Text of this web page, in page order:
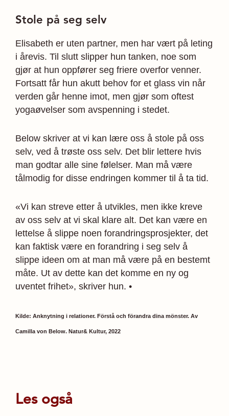
Stole på seg selv
Elisabeth er uten partner, men har vært på leting
i årevis. Til slutt slipper hun tanken, noe som
gjør at hun oppfører seg friere overfor venner.
Fortsatt får hun akutt behov for et glass vin når
verden går henne imot, men gjør som oftest
yogaøvelser som avspenning i stedet.
Below skriver at vi kan lære oss å stole på oss
selv, ved å trøste oss selv. Det blir lettere hvis
man godtar alle sine følelser. Man må være
tålmodig for disse endringen kommer til å ta tid.
«Vi kan streve etter å utvikles, men ikke kreve
av oss selv at vi skal klare alt. Det kan være en
lettelse å slippe noen forandringsprosjekter, det
kan faktisk være en forandring i seg selv å
slippe ideen om at man må være på en bestemt
måte. Ut av dette kan det komme en ny og
uventet frihet», skriver hun. •
Kilde: Anknytning i relationer. Förstå och förandra dina mönster. Av
Camilla von Below. Natur& Kultur, 2022
Les også